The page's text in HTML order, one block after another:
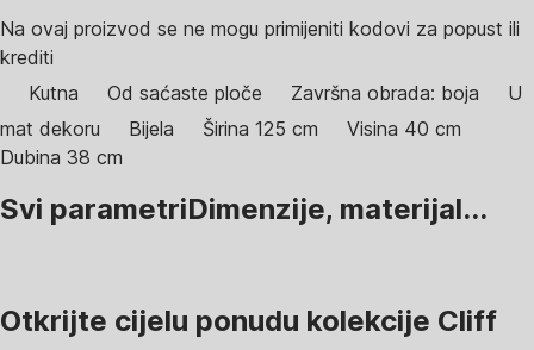
Na ovaj proizvod se ne mogu primijeniti kodovi za popust ili
krediti
Kutna
Od saćaste ploče Završna obrada: boja
U
mat dekoru
Bijela Širina 125 cm
Visina 40 cm
Dubina 38 cm
Svi parametriDimenzije, materijal...
Otkrijte cijelu ponudu kolekcije Cliff